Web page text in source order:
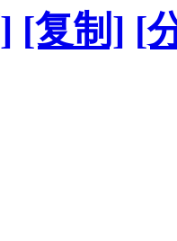
[复制] [